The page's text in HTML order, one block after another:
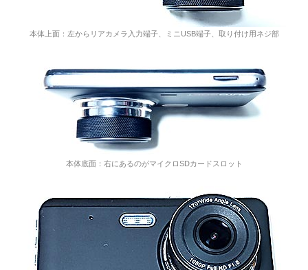
本体上面：左からリアカメラ入力端子、ミニUSB端子、取り付け用ネジ部
本体底面：右にあるのがマイクロSDカードスロット